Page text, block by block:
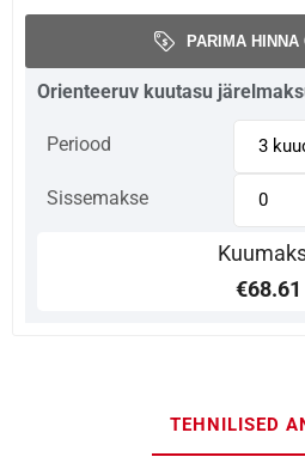
PARIMA HINNA
Orienteeruv kuutasu
Periood
Sissemakse
€68.61
TEHNILISED